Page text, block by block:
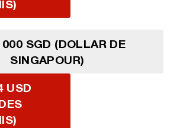
SGD (DOLLAR DE
SINGAPOUR)
USD